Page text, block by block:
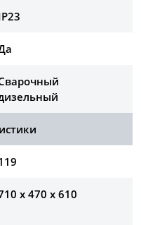
х 470 х 610